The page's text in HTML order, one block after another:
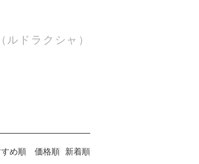
ドラクシャ）
め順 価格順 新着順